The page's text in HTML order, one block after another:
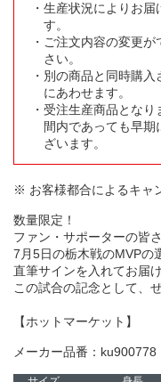
生産状況によりお届
す。
ご注文内容の変更
さい。
別の商品と同時購入
にあわせます。
受注生産商品となり
間内であっても早
ざいます。
※ お客様都合によるキャ
数量限定！
ファン・サポーターの皆
7月5日の栃木戦のMVPの
直筆サインを入れてお届け
この試合の記念として、
【ホットマーケット】
メーカー品番：ku900778